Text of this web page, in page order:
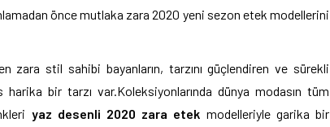
önce mutlaka zara 2020 yeni sezon etek modellerini
zara stil sahibi bayanların, tarzını güçlendiren ve sürekli
harika bir tarzı var.Koleksiyonlarında dünya modasın tüm
yaz desenli 2020 zara etek modelleriyle garika bir